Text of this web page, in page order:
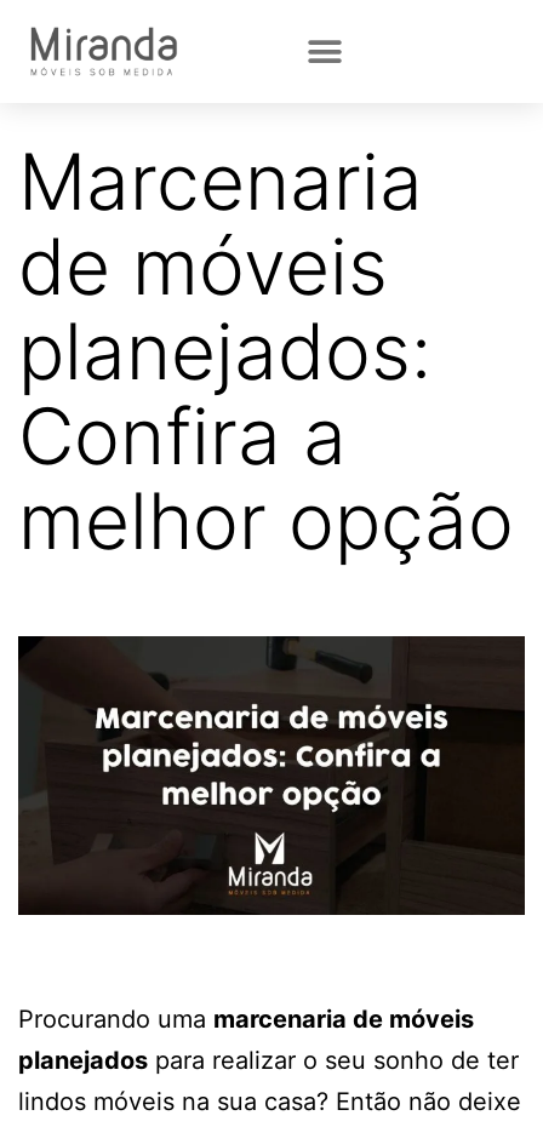
Marcenaria
de móveis
planejados:
Confira a
melhor opção
Procurando uma marcenaria de móveis
planejados para realizar o seu sonho de ter
lindos móveis na sua casa? Então não deixe